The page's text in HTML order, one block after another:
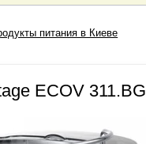
питания в Киеве
ECOV 311.BG